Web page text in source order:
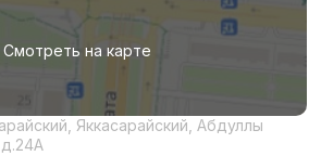
Смотреть на карте
Яккасарайский, Абдуллы